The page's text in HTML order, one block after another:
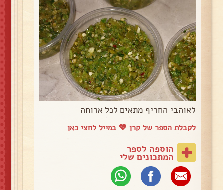
לאוהבי החריף מתאים לכל ארוחה
לקבלת הספר של קרן 💖 במייללחצי כאן
הוספה לספר
המתכונים שלי